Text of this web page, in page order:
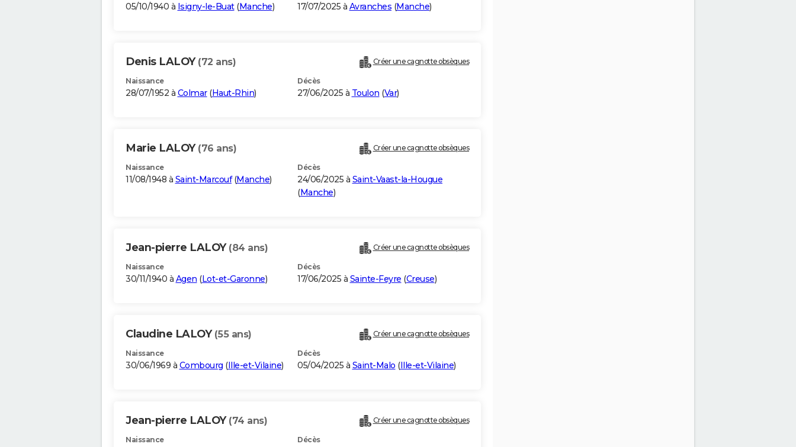
05/10/1940 à Isigny-le-Buat(Manche) 17/07/2025 à Avranches (Manche)
Denis LALOY (72 ans) Créer une cagnotte obsèques
Naissance
28/07/1952 à Colmar(Haut-Rhin)
Décès
27/06/2025 à Toulon (Var)
Marie LALOY (76 ans) Créer une cagnotte obsèques
Naissance
11/08/1948 à Saint-Marcouf(Manche)
Décès
24/06/2025 à Saint-Vaast-la-Hougue
(Manche)
Jean-pierre LALOY (84 ans) Créer une cagnotte obsèques
Naissance
30/11/1940 à Agen (Lot-et-Garonne)
Décès
17/06/2025 à Sainte-Feyre (Creuse)
Claudine LALOY (55 ans) Créer une cagnotte obsèques
Naissance
30/06/1969 à Combourg (Ille-et-Vilaine)
Décès
05/04/2025 à Saint-Malo (Ille-et-Vilaine)
Jean-pierre LALOY (74 ans) Créer une cagnotte obsèques
Naissance Décès